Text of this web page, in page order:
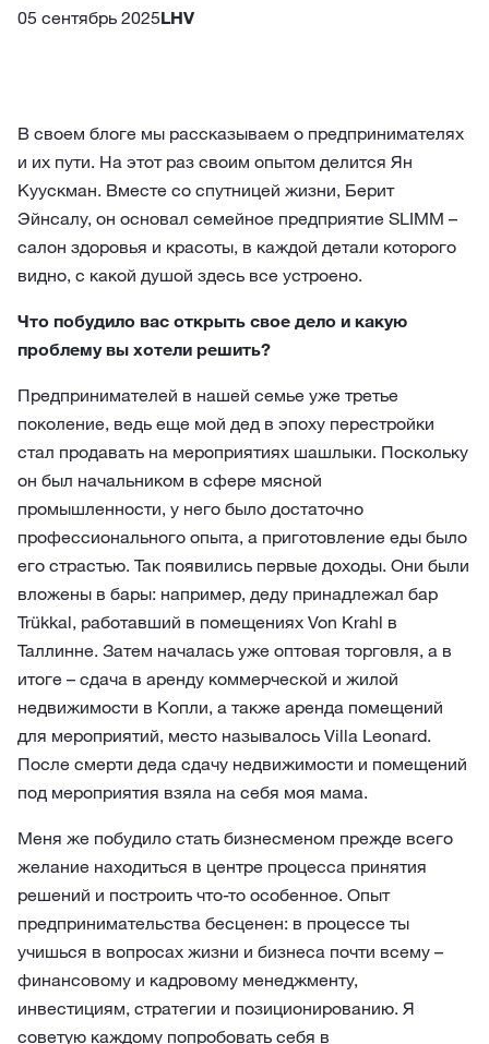
05 сентябрь 2025LHV
В своем блоге мы рассказываем о предпринимателях
и их пути. На этот раз своим опытом делится Ян
Куускман. Вместе со спутницей жизни, Берит
Эйнсалу, он основал семейное предприятие SLIMM –
салон здоровья и красоты, в каждой детали которого
видно, с какой душой здесь все устроено.
Что побудило вас открыть свое дело и какую
проблему вы хотели решить?
Предпринимателей в нашей семье уже третье
поколение, ведь еще мой дед в эпоху перестройки
стал продавать на мероприятиях шашлыки. Поскольку
он был начальником в сфере мясной
промышленности, у него было достаточно
профессионального опыта, а приготовление еды было
его страстью. Так появились первые доходы. Они были
вложены в бары: например, деду принадлежал бар
Trükkal, работавший в помещениях Von Krahl в
Таллинне. Затем началась уже оптовая торговля, а в
итоге – сдача в аренду коммерческой и жилой
недвижимости в Копли, а также аренда помещений
для мероприятий, место называлось Villa Leonard.
После смерти деда сдачу недвижимости и помещений
под мероприятия взяла на себя моя мама.
Меня же побудило стать бизнесменом прежде всего
желание находиться в центре процесса принятия
решений и построить что-то особенное. Опыт
предпринимательства бесценен: в процессе ты
учишься в вопросах жизни и бизнеса почти всему –
финансовому и кадровому менеджменту,
инвестициям, стратегии и позиционированию. Я
советую каждому попробовать себя в